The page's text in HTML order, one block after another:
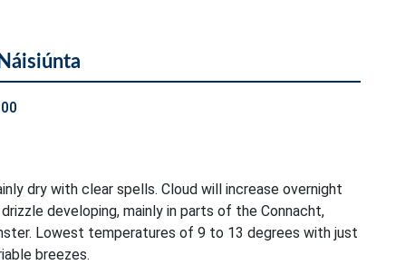
dry with clear spells. Cloud will increase overnight
developing, mainly in parts of the Connacht,
Lowest temperatures of 9 to 13 degrees with just
breezes.